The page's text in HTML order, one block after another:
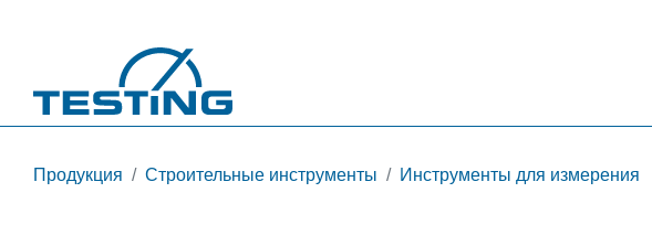
Продукция Строительные инструменты Инструменты для измерения